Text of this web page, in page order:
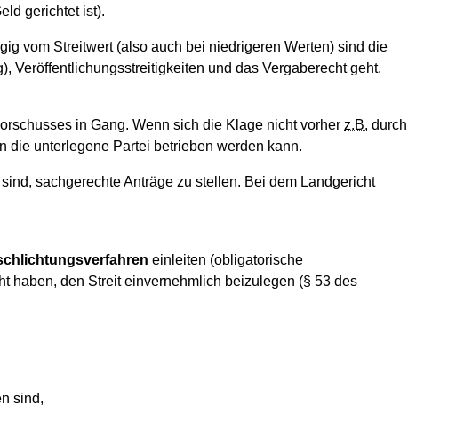
gerichtet ist).
vom Streitwert (also auch bei niedrigeren Werten) sind die
Veröffentlichungsstreitigkeiten und das Vergaberecht geht.
in Gang. Wenn sich die Klage nicht vorher z.B. durch
die unterlegene Partei betrieben werden kann.
sachgerechte Anträge zu stellen. Bei dem Landgericht
einleiten (obligatorische
haben, den Streit einvernehmlich beizulegen (§ 53 des
sind,